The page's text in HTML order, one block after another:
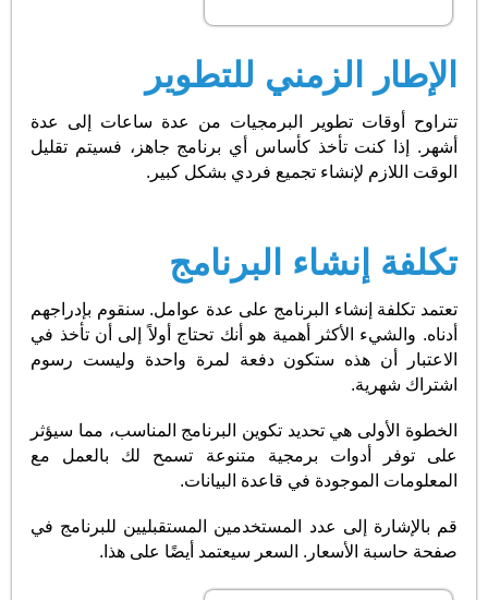
الإطار الزمني للتطوير
تتراوح أوقات تطوير البرمجيات من عدة ساعات إلى عدة
أشهر. إذا كنت تأخذ كأساس أي برنامج جاهز، فسيتم تقليل
الوقت اللازم لإنشاء تجميع فردي بشكل كبير.
تكلفة إنشاء البرنامج
تعتمد تكلفة إنشاء البرنامج على عدة عوامل. سنقوم بإدراجهم
أدناه. والشيء الأكثر أهمية هو أنك تحتاج أولاً إلى أن تأخذ في
الاعتبار أن هذه ستكون دفعة لمرة واحدة وليست رسوم
اشتراك شهرية.
الخطوة الأولى هي تحديد تكوين البرنامج المناسب، مما سيؤثر
على توفر أدوات برمجية متنوعة تسمح لك بالعمل مع
المعلومات الموجودة في قاعدة البيانات.
قم بالإشارة إلى عدد المستخدمين المستقبليين للبرنامج في
صفحة حاسبة الأسعار. السعر سيعتمد أيضًا على هذا.